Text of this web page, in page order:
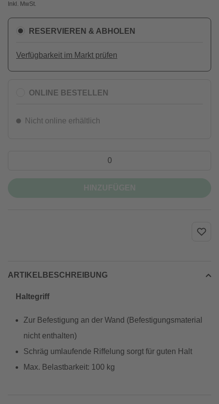
Inkl. MwSt.
RESERVIEREN & ABHOLEN
Verfügbarkeit im Markt prüfen
ONLINE BESTELLEN
Nicht online erhältlich
ARTIKELBESCHREIBUNG
Haltegriff
Zur Befestigung an der Wand (Befestigungsmaterial
nicht enthalten)
Schräg umlaufende Riffelung sorgt für guten Halt
Max. Belastbarkeit: 100 kg